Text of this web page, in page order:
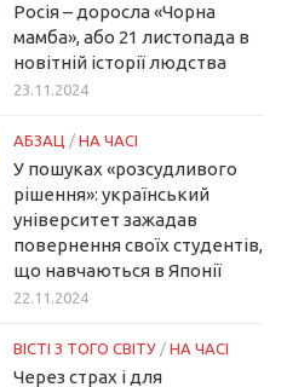
Росія – доросла «Чорна
мамба», або 21 листопада в
новітній історії людства
23.11.2024
АБЗАЦ / НА ЧАСІ
У пошуках «розсудливого
рішення»: український
університет зажадав
повернення своїх студентів,
що навчаються в Японії
22.11.2024
ВІСТІ З ТОГО СВІТУ / НА ЧАСІ
Через страх і для